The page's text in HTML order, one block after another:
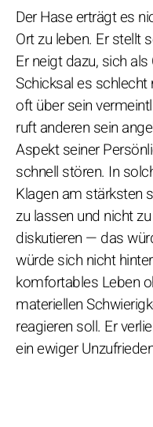
Der Hase erträgt es
Ort zu leben. Er stellt
Er neigt dazu, sich
Schicksal es
oft über sein
ruft anderen sein
Aspekt seiner
schnell stören. In
Klagen am stärksten
zu lassen und nicht
diskutieren — das
würde sich nicht
komfortables Leben
materiellen
reagieren soll. Er
ein ewiger